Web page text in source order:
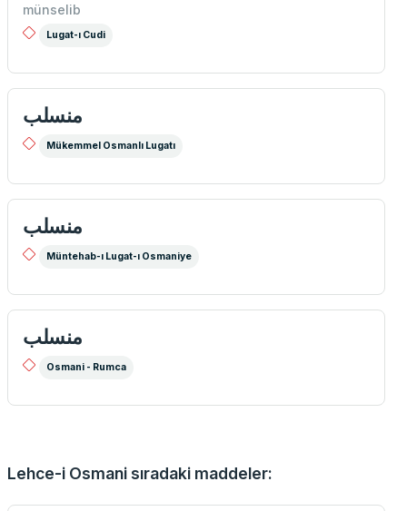
münselib
Lugat-ı Cudi
منسلب
Mükemmel Osmanlı Lugatı
منسلب
Müntehab-ı Lugat-ı Osmaniye
منسلب
Osmani - Rumca
Lehce-i Osmani sıradaki maddeler: